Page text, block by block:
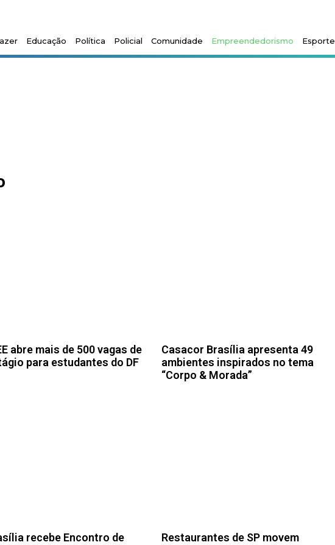
Educação Política Policial Comunidade Empreendedorismo Esporte
abre mais de 500 vagas de
para estudantes do DF
Casacor Brasília apresenta 49
ambientes inspirados no tema
“Corpo & Morada”
recebe Encontro de
Restaurantes de SP movem